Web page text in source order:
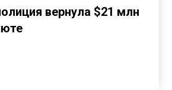
вернула $21 млн